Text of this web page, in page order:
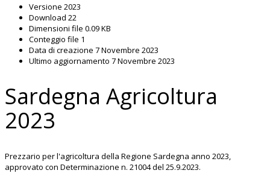
Versione 2023
Download 22
Dimensioni file 0.09 KB
Conteggio file 1
Data di creazione 7 Novembre 2023
Ultimo aggiornamento 7 Novembre 2023
Sardegna Agricoltura
2023
Prezzario per l'agricoltura della Regione Sardegna anno 2023,
approvato con Determinazione n. 21004 del 25.9.2023.